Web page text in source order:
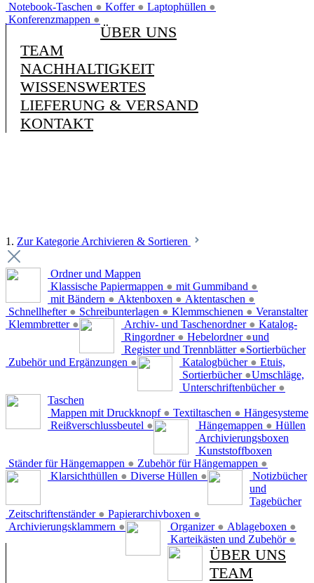
Notebook-Taschen ● Koffer ● Laptophüllen ●
Konferenzmappen ●
ÜBER UNS
TEAM
NACHHALTIGKEIT
WISSENSWERTES
LIEFERUNG & VERSAND
KONTAKT
1. Zur Kategorie Archivieren & Sortieren
Ordner und Mappen
Klassische Papiermappen ● mit Gummiband ●
mit Bändern ● Aktenboxen ● Aktentaschen ●
Schnellhefter ● Schreibunterlagen ● Klemmschienen ●
Klemmbretter ●
Veranstalter
Archiv- und Taschenordner ●
Ringordner ● Hebelordner ●
Register und Trennblätter ●
Zubehör und Ergänzungen ●
Katalog-
und
Sortierbücher
Katalogbücher ●
Sortierbücher ●
Unterschriftenbücher ●
Etuis,
Umschläge,
Taschen
Mappen mit Druckknopf ● Textiltaschen ●
Reißverschlussbeutel ●
Hängesysteme
Hängemappen ●
Ständer für Hängemappen ● Zubehör für Hängemappen ●
Hüllen
Klarsichthüllen ● Diverse Hüllen ●
Archivierungsboxen
Zeitschriftenständer ● Papierarchivboxen ●
Archivierungsklammern ●
Kunststoffboxen
Organizer ● Ablageboxen ●
Karteikästen und Zubehör ●
Notizbücher
und
Tagebücher
ÜBER UNS
TEAM